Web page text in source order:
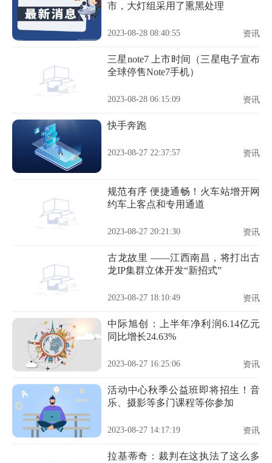
市，大灯组采用了熏黑处理
2023-08-28 08:40:55 资讯
三星note7 上市时间（三星电子宣布
全球停售Note7手机）
2023-08-28 06:15:09 资讯
快手奔跑
2023-08-27 22:37:57 资讯
规范有序 便捷通畅！火车站增开网
约车上客点和专用通道
2023-08-27 20:21:30 资讯
古龙故里 ——江西南昌，将打出古
龙IP集群立体开发“新招式”
2023-08-27 18:10:49 资讯
中际旭创：上半年净利润6.14亿元
同比增长24.63%
2023-08-27 16:25:06 资讯
活动中心秋季公益班即将招生！音
乐、摄影等多门课程等你参加
2023-08-27 14:17:19 资讯
拉基蒂奇：裁判在这执法了这么多